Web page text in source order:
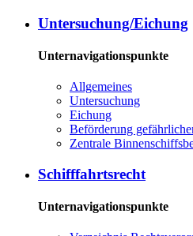
Untersuchung/Eichung
Unternavigationspunkte
Allgemeines
Untersuchung
Eichung
Beförderung
Zentrale
Schifffahrtsrecht
Unternavigationspunkte